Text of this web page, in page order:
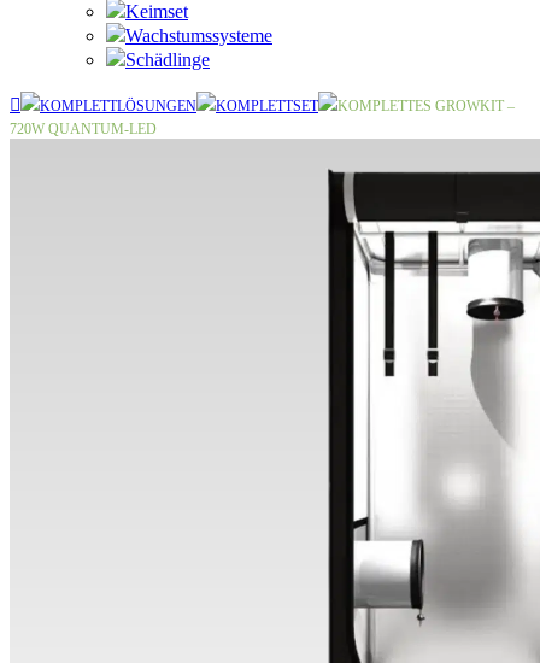
Keimset
Wachstumssysteme
Schädlinge
KOMPLETTLÖSUNGEN KOMPLETTSET
KOMPLETTES GROWKIT –
720W QUANTUM-LED